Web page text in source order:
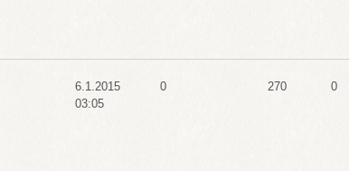
6.1.2015
03:05
0 270 0